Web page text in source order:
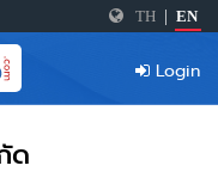
TH EN
Login
ด